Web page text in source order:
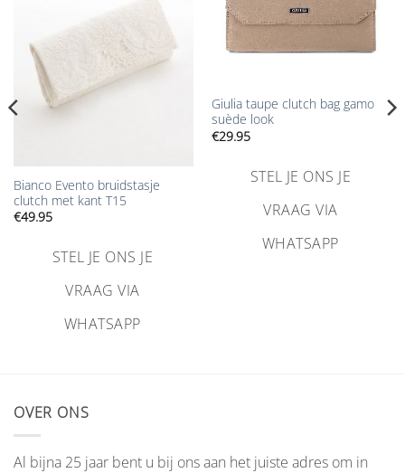
toevoegen
Bianco Evento bruidstasje
clutch met kant T15
€49.95
STEL JE ONS JE
VRAAG VIA
WHATSAPP
verlanglijst
toevoegen
Giulia taupe clutch bag gamo
suède look
€29.95
STEL JE ONS JE
VRAAG VIA
WHATSAPP
OVER ONS
Al bijna 25 jaar bent u bij ons aan het juiste adres om in